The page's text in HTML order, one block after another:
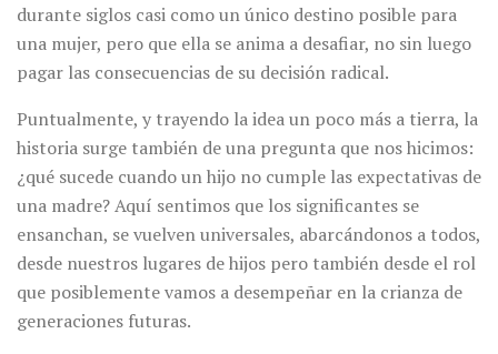
durante siglos casi como un único destino posible para
una mujer, pero que ella se anima a desafiar, no sin luego
pagar las consecuencias de su decisión radical.
Puntualmente, y trayendo la idea un poco más a tierra, la
historia surge también de una pregunta que nos hicimos:
¿qué sucede cuando un hijo no cumple las expectativas de
una madre? Aquí sentimos que los significantes se
ensanchan, se vuelven universales, abarcándonos a todos,
desde nuestros lugares de hijos pero también desde el rol
que posiblemente vamos a desempeñar en la crianza de
generaciones futuras.